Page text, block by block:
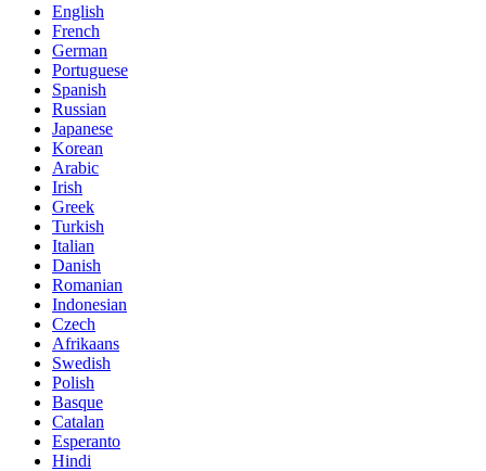
English
French
German
Portuguese
Spanish
Russian
Japanese
Korean
Arabic
Irish
Greek
Turkish
Italian
Danish
Romanian
Indonesian
Czech
Afrikaans
Swedish
Polish
Basque
Catalan
Esperanto
Hindi